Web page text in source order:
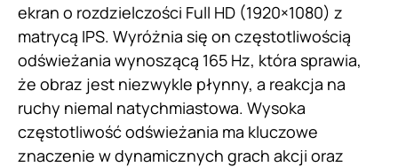
ekran o rozdzielczości Full HD (1920×1080) z
matrycą IPS. Wyróżnia się on częstotliwością
odświeżania wynoszącą 165 Hz, która sprawia,
że obraz jest niezwykle płynny, a reakcja na
ruchy niemal natychmiastowa. Wysoka
częstotliwość odświeżania ma kluczowe
znaczenie w dynamicznych grach akcji oraz